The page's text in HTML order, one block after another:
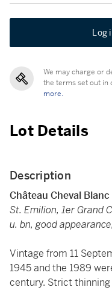
Log
We may charge or
the terms set out in
more.
Lot Details
Description
Château Cheval Blanc
St. Emilion, 1er Grand
u. bn, good
Vintage from 11
1945 and the 1989
century. Strict